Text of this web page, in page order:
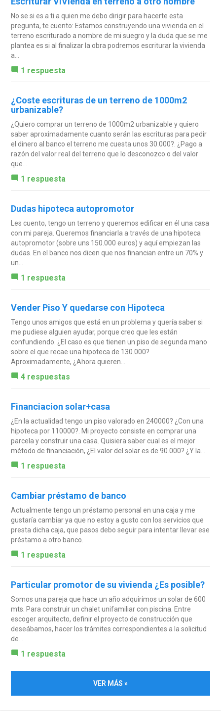
No se si es a ti a quien me debo dirigir para hacerte esta
pregunta, te cuento: Estamos construyendo una vivienda en el
terreno escriturado a nombre de mi suegro y la duda que se me
plantea es si al finalizar la obra podremos escriturar la vivienda
a...
1 respuesta
¿Coste escrituras de un terreno de 1000m2
urbanizable?
¿Quiero comprar un terreno de 1000m2 urbanizable y quiero
saber aproximadamente cuanto serán las escrituras para pedir
el dinero al banco el terreno me cuesta unos 30.000?. ¿Pago a
razón del valor real del terreno que lo desconozco o del valor
que...
1 respuesta
Dudas hipoteca autopromotor
Les cuento, tengo un terreno y queremos edificar en él una casa
con mi pareja. Queremos financiarla a través de una hipoteca
autopromotor (sobre uns 150.000 euros) y aquí empiezan las
dudas. En el banco nos dicen que nos financian entre un 70% y
un...
1 respuesta
Vender Piso Y quedarse con Hipoteca
Tengo unos amigos que está en un problema y quería saber si
me pudiese alguien ayudar, porque creo que les están
confundiendo. ¿El caso es que tienen un piso de segunda mano
sobre el que recae una hipoteca de 130.000?
Aproximadamente, ¿Ahora quieren...
4 respuestas
Financiacion solar+casa
¿En la actualidad tengo un piso valorado en 240000? ¿Con una
hipoteca por 110000?. Mi proyecto consiste en comprar una
parcela y construir una casa. Quisiera saber cual es el mejor
método de financiación, ¿El valor del solar es de 90.000? ¿Y la...
1 respuesta
Cambiar préstamo de banco
Actualmente tengo un préstamo personal en una caja y me
gustaría cambiar ya que no estoy a gusto con los servicios que
presta dicha caja, que pasos debo seguir para intentar llevar ese
préstamo a otro banco.
1 respuesta
Particular promotor de su vivienda ¿Es posible?
Somos una pareja que hace un año adquirimos un solar de 600
mts. Para construir un chalet unifamiliar con piscina. Entre
escoger arquitecto, definir el proyecto de construcción que
deseábamos, hacer los trámites correspondientes a la solicitud
de...
1 respuesta
VER MÁS »